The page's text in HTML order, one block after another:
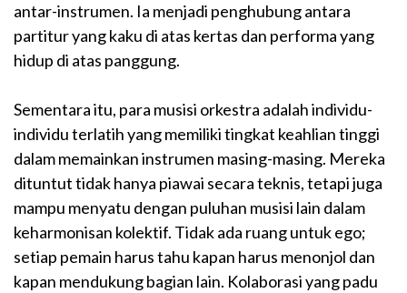
antar-instrumen. Ia menjadi penghubung antara
partitur yang kaku di atas kertas dan performa yang
hidup di atas panggung.
Sementara itu, para musisi orkestra adalah individu-
individu terlatih yang memiliki tingkat keahlian tinggi
dalam memainkan instrumen masing-masing. Mereka
dituntut tidak hanya piawai secara teknis, tetapi juga
mampu menyatu dengan puluhan musisi lain dalam
keharmonisan kolektif. Tidak ada ruang untuk ego;
setiap pemain harus tahu kapan harus menonjol dan
kapan mendukung bagian lain. Kolaborasi yang padu